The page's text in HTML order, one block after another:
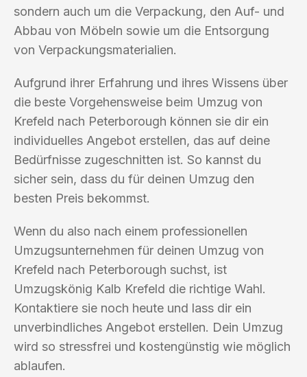
sondern auch um die Verpackung, den Auf- und
Abbau von Möbeln sowie um die Entsorgung
von Verpackungsmaterialien.
Aufgrund ihrer Erfahrung und ihres Wissens über
die beste Vorgehensweise beim Umzug von
Krefeld nach Peterborough können sie dir ein
individuelles Angebot erstellen, das auf deine
Bedürfnisse zugeschnitten ist. So kannst du
sicher sein, dass du für deinen Umzug den
besten Preis bekommst.
Wenn du also nach einem professionellen
Umzugsunternehmen für deinen Umzug von
Krefeld nach Peterborough suchst, ist
Umzugskönig Kalb Krefeld die richtige Wahl.
Kontaktiere sie noch heute und lass dir ein
unverbindliches Angebot erstellen. Dein Umzug
wird so stressfrei und kostengünstig wie möglich
ablaufen.